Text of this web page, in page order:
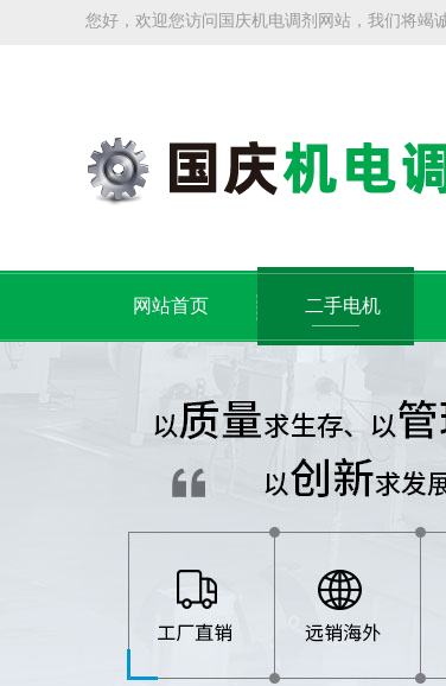
您好，欢迎您访问国庆机电调剂网站，我们将竭
网站首页 二手电机